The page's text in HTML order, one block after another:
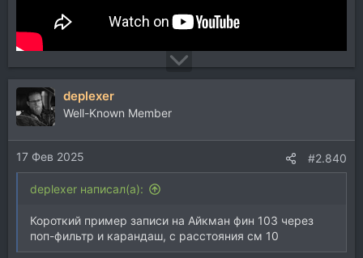
deplexer
Well-Known Member
17 Фев 2025 #2.840
deplexer написал(а):
Короткий пример записи на Айкман фин 103 через
поп-фильтр и карандаш, с расстояния см 10